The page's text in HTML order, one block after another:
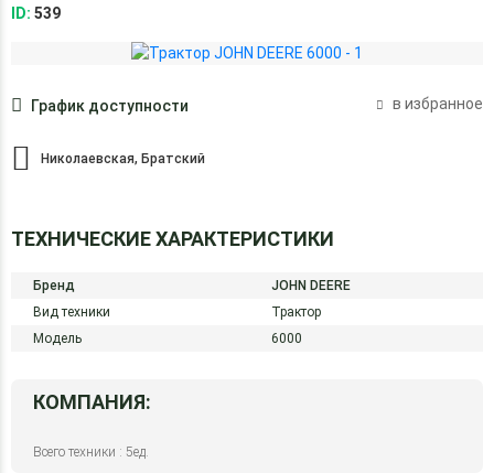
ID: 539
График доступности в избранное
Николаевская, Братский
ТЕХНИЧЕСКИЕ ХАРАКТЕРИСТИКИ
Бренд
JOHN DEERE
Вид техники
Трактор
Модель
6000
КОМПАНИЯ:
Всего техники : 5ед.